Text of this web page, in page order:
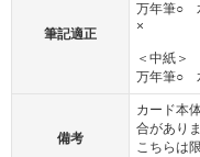
筆記適正
万年筆○
×
＜中紙＞
万年筆○
備考
カード本
合がありま
こちらは